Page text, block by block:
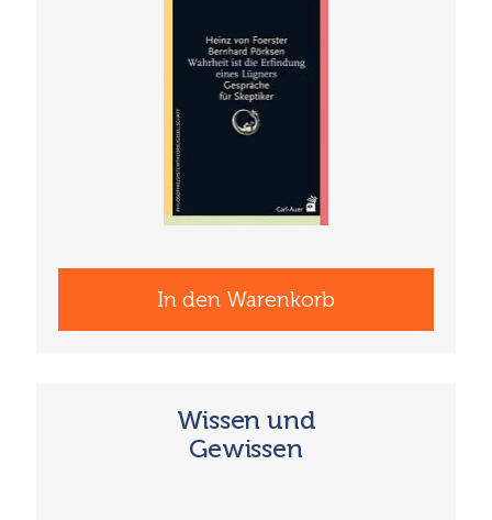
In den Warenkorb
Wissen und
Gewissen